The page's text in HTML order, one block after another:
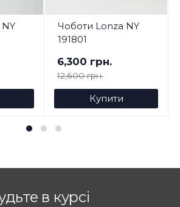
Чоботи Lonza NY
191801
6,300 грн.
12,600 грн.
Купити
в курсі